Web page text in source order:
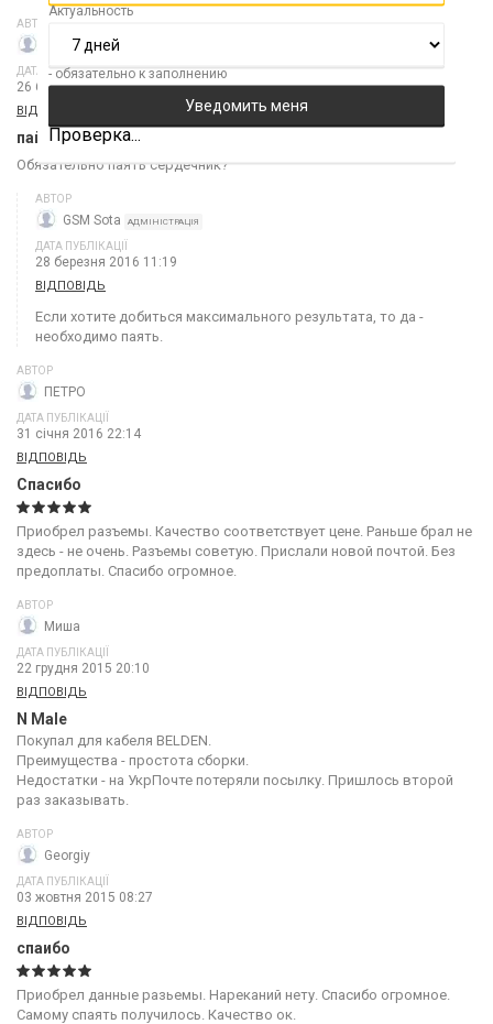
Актуальность
- обязательно к заполнению
Проверка...
АВТОР
Артём
ДАТА ПУБЛІКАЦІЇ
26 березня 2016 16:36
ВІДПОВІДЬ
пайка
Обязательно паять сердечник?
АВТОР
GSM Sota АДМІНІСТРАЦІЯ
ДАТА ПУБЛІКАЦІЇ
28 березня 2016 11:19
ВІДПОВІДЬ
Если хотите добиться максимального результата, то да -
необходимо паять.
АВТОР
ПЕТРО
ДАТА ПУБЛІКАЦІЇ
31 січня 2016 22:14
ВІДПОВІДЬ
Спасибо
Приобрел разъемы. Качество соответствует цене. Раньше брал не
здесь - не очень. Разъемы советую. Прислали новой почтой. Без
предоплаты. Спасибо огромное.
АВТОР
Миша
ДАТА ПУБЛІКАЦІЇ
22 грудня 2015 20:10
ВІДПОВІДЬ
N Male
Покупал для кабеля BELDEN.
Преимущества - простота сборки.
Недостатки - на УкрПочте потеряли посылку. Пришлось второй
раз заказывать.
АВТОР
Georgiy
ДАТА ПУБЛІКАЦІЇ
03 жовтня 2015 08:27
ВІДПОВІДЬ
спаибо
Приобрел данные разьемы. Нареканий нету. Спасибо огромное.
Самому спаять получилось. Качество ок.